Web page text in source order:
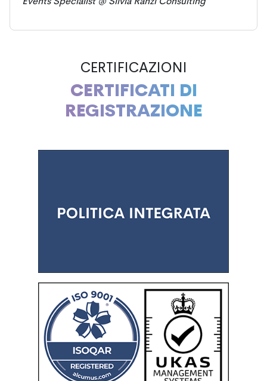
CERTIFICAZIONI
CERTIFICATI DI
REGISTRAZIONE